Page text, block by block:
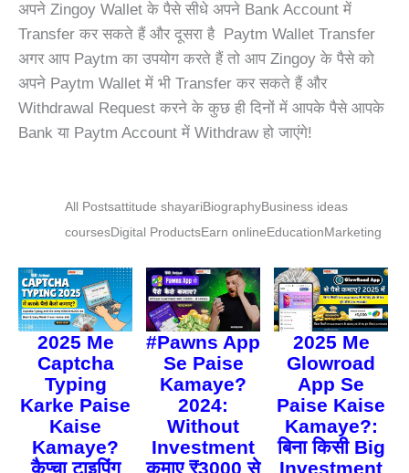
अपने Zingoy Wallet के पैसे सीधे अपने Bank Account में
Transfer कर सकते हैं और दूसरा है Paytm Wallet Transfer
अगर आप Paytm का उपयोग करते हैं तो आप Zingoy के पैसे को
अपने Paytm Wallet में भी Transfer कर सकते हैं और
Withdrawal Request करने के कुछ ही दिनों में आपके पैसे आपके
Bank या Paytm Account में Withdraw हो जाएंगे!
All Postsattitude shayariBiographyBusiness ideas
coursesDigital ProductsEarn onlineEducationMarketing
2025 Me
Captcha
Typing
Karke Paise
Kaise
Kamaye?
कैप्चा टाइपिंग
#Pawns App
Se Paise
Kamaye?
2024:
Without
Investment
कमाए ₹3000 से
2025 Me
Glowroad
App Se
Paise Kaise
Kamaye?:
बिना किसी Big
Investment